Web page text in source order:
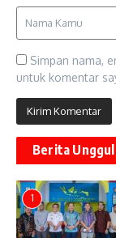
Simpan nama,
untuk komentar
Berita
1